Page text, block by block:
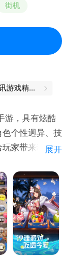
街机
腾讯游戏精品汇聚，让你畅玩不停
游，具有炫酷
个性迥异、技
家带来动作游
展开